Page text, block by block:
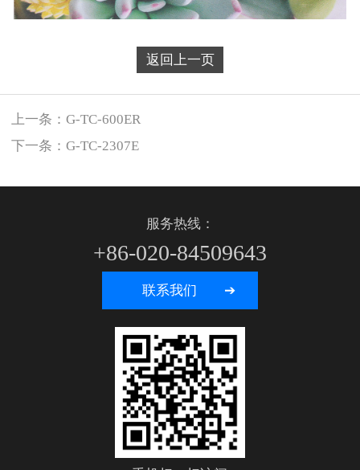
返回上一页
上一条： G-TC-600ER
下一条： G-TC-2307E
服务热线：
+86-020-84509643
联系我们 ➔